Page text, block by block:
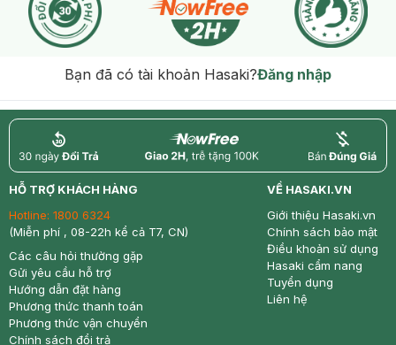
Bạn đã có tài khoản Hasaki?Đăng nhập
return nowfree price
HỖ TRỢ KHÁCH HÀNG
Hotline: 1800 6324
(Miễn phí , 08-22h kể cả T7, CN)
Các câu hỏi thường gặp
Gửi yêu cầu hỗ trợ
Hướng dẫn đặt hàng
Phương thức thanh toán
Phương thức vận chuyển
Chính sách đổi trả
VỀ HASAKI.VN
Giới thiệu Hasaki.vn
Chính sách bảo mật
Điều khoản sử dụng
Hasaki cẩm nang
Tuyển dụng
Liên hệ